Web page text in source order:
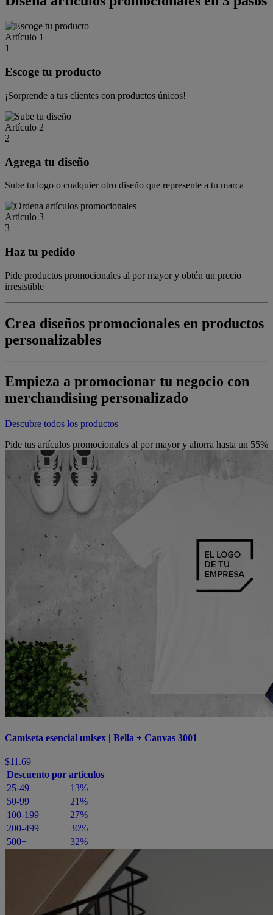
Artículo 1
1
Escoge tu producto
¡Sorprende a tus clientes con productos únicos!
Artículo 2
2
Agrega tu diseño
Sube tu logo o cualquier otro diseño que represente a tu marca
Artículo 3
3
Haz tu pedido
Pide productos promocionales al por mayor y obtén un precio
irresistible
Crea diseños promocionales en productos
personalizables
Empieza a promocionar tu negocio con
merchandising personalizado
Descubre todos los productos
Pide tus artículos promocionales al por mayor y ahorra hasta un 55%
Camiseta esencial unisex | Bella + Canvas 3001
$11.69
Descuento por artículos
25-49
13%
50-99
21%
100-199
27%
200-499
30%
500+
32%